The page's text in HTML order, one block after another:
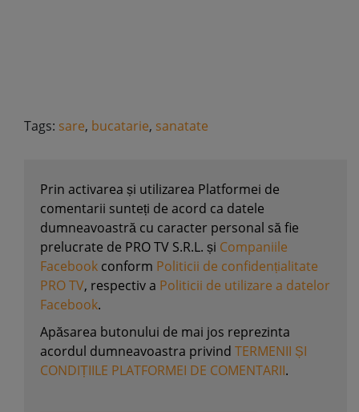
Tags: sare, bucatarie, sanatate
Prin activarea și utilizarea Platformei de
comentarii sunteți de acord ca datele
dumneavoastră cu caracter personal să fie
prelucrate de PRO TV S.R.L. și Companiile
Facebook conform Politicii de confidențialitate
PRO TV, respectiv a Politicii de utilizare a datelor
Facebook.
Apăsarea butonului de mai jos reprezinta
acordul dumneavoastra privind TERMENII ȘI
CONDIȚIILE PLATFORMEI DE COMENTARII.